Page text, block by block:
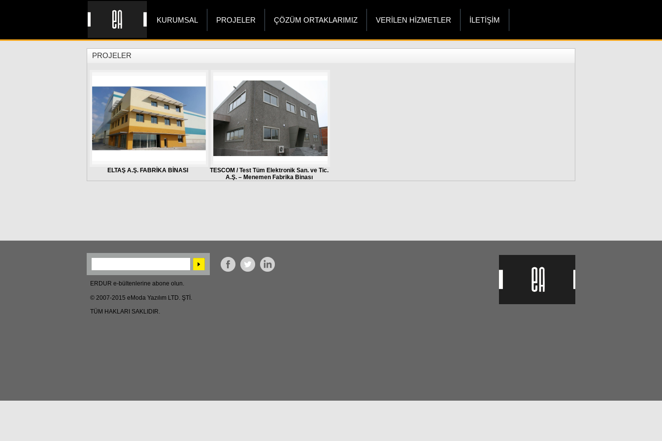
KURUMSAL PROJELER ÇÖZÜM ORTAKLARIMIZ VERİLEN HİZMETLER İLETİŞİM
PROJELER
ELTAŞ A.Ş. FABRİKA BİNASI
TESCOM / Test Tüm Elektronik San. ve Tic.
A.Ş. – Menemen Fabrika Binası
ERDUR e-bültenlerine abone olun.
© 2007-2015 eModa Yazılım LTD. ŞTİ.
TÜM HAKLARI SAKLIDIR.